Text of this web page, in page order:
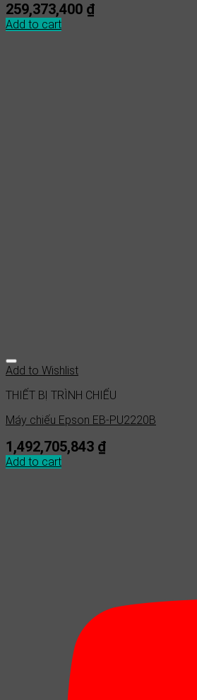
259,373,400 ₫
Add to cart
Add to Wishlist
THIẾT BỊ TRÌNH CHIẾU
Máy chiếu Epson EB-PU2220B
1,492,705,843 ₫
Add to cart